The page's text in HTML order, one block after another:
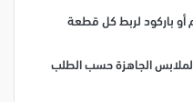
أو باركود لربط كل قطعة
الجاهزة حسب الطلب